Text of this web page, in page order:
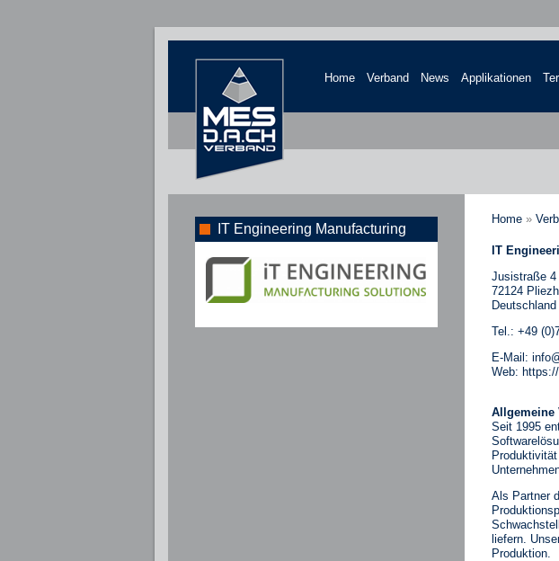
Home Verband News Applikationen
IT Engineering Manufacturing
Solutions GmbH
Home »
IT
Jusistraße 4
72124
Deutschland
Tel.: +49
E-Mail:
Web:
Allgemeine
Seit 1995
Als Partner
liefern.
Produktion.